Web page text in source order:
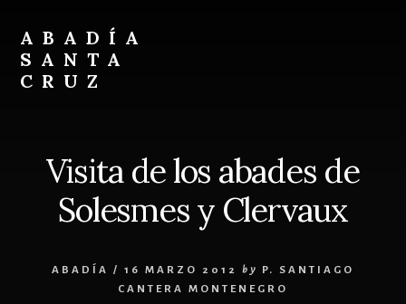
content
footer
ABADÍA
SANTA
CRUZ
Visita de los abades de
Solesmes y Clervaux
ABADÍA / 16 MARZO 2012 by
P. SANTIAGO
CANTERA MONTENEGRO